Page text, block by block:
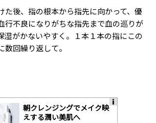
た後、指の根本から指先に向かって、優
行不良になりがちな指先まで血の巡りが
湿がかないやすく。１本１本の指にこの
回繰り返して。
朝クレンジングでメイク映
えする潤い美肌へ